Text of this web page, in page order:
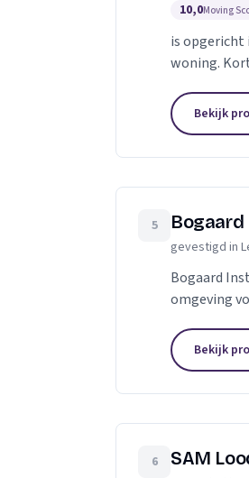
10,0Moving
is opgericht
woning.
Bekijk
5
gevestigd in
Bogaard
omgeving
Bekijk
6 SAM